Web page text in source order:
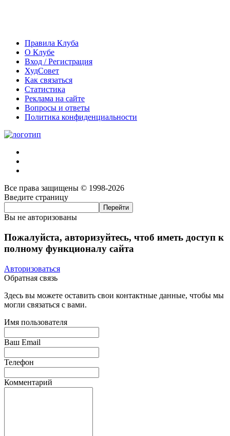
Правила Клуба
О Клубе
Вход / Регистрация
ХудСовет
Как связаться
Статистика
Реклама на сайте
Вопросы и ответы
Политика конфиденциальности
Все права защищены © 1998-2026
Введите страницу
Вы не авторизованы
Пожалуйста, авторизуйтесь, чтоб иметь доступ к
полному функционалу сайта
Авторизоваться
Обратная связь
Здесь вы можете оставить свои контактные данные, чтобы мы
могли связаться с вами.
Имя пользователя
Ваш Email
Телефон
Комментарий